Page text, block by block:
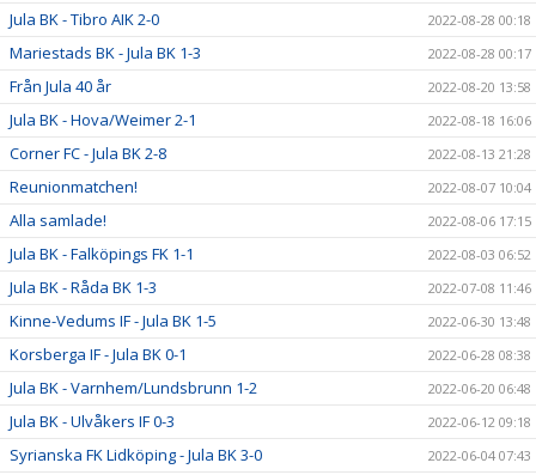
Jula BK - Tibro AIK 2-0 2022-08-28 00:18
Mariestads BK - Jula BK 1-3 2022-08-28 00:17
Från Jula 40 år 2022-08-20 13:58
Jula BK - Hova/Weimer 2-1 2022-08-18 16:06
Corner FC - Jula BK 2-8 2022-08-13 21:28
Reunionmatchen! 2022-08-07 10:04
Alla samlade! 2022-08-06 17:15
Jula BK - Falköpings FK 1-1 2022-08-03 06:52
Jula BK - Råda BK 1-3 2022-07-08 11:46
Kinne-Vedums IF - Jula BK 1-5 2022-06-30 13:48
Korsberga IF - Jula BK 0-1 2022-06-28 08:38
Jula BK - Varnhem/Lundsbrunn 1-2 2022-06-20 06:48
Jula BK - Ulvåkers IF 0-3 2022-06-12 09:18
Syrianska FK Lidköping - Jula BK 3-0 2022-06-04 07:43